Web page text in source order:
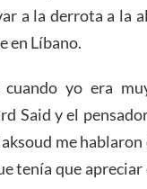
a la derrota a la
en Líbano.
cuando yo era
Said y el
me
tenía que